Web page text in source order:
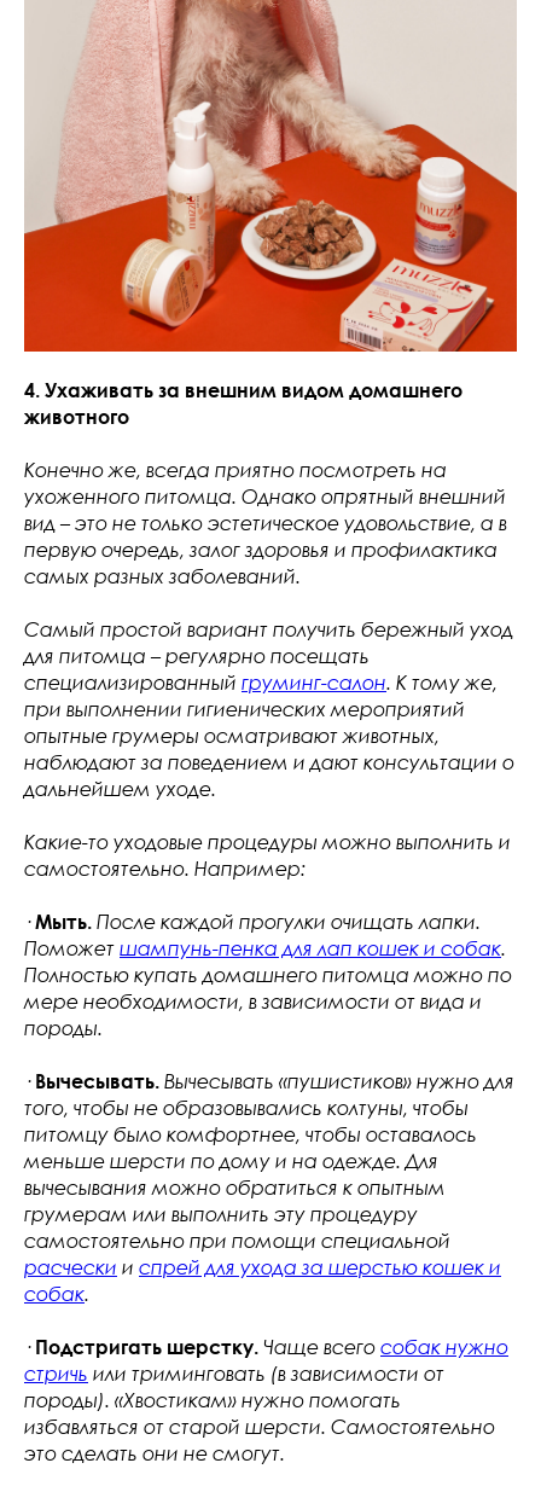
4. Ухаживать за внешним видом домашнего
животного
Конечно же, всегда приятно посмотреть на
ухоженного питомца. Однако опрятный внешний
вид – это не только эстетическое удовольствие, а в
первую очередь, залог здоровья и профилактика
самых разных заболеваний.
Самый простой вариант получить бережный уход
для питомца – регулярно посещать
специализированный груминг-салон. К тому же,
при выполнении гигиенических мероприятий
опытные грумеры осматривают животных,
наблюдают за поведением и дают консультации о
дальнейшем уходе.
Какие-то уходовые процедуры можно выполнить и
самостоятельно. Например:
·Мыть. После каждой прогулки очищать лапки.
Поможет шампунь-пенка для лап кошек и собак.
Полностью купать домашнего питомца можно по
мере необходимости, в зависимости от вида и
породы.
· Вычесывать. Вычесывать «пушистиков» нужно для
того, чтобы не образовывались колтуны, чтобы
питомцу было комфортнее, чтобы оставалось
меньше шерсти по дому и на одежде. Для
вычесывания можно обратиться к опытным
грумерам или выполнить эту процедуру
самостоятельно при помощи специальной
расчески и спрей для ухода за шерстью кошек и
собак.
· Подстригать шерстку. Чаще всего собак нужно
стричь или триминговать (в зависимости от
породы). «Хвостикам» нужно помогать
избавляться от старой шерсти. Самостоятельно
это сделать они не смогут.